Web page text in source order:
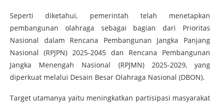
Seperti diketahui, pemerintah telah menetapkan
pembangunan olahraga sebagai bagian dari Prioritas
Nasional dalam Rencana Pembangunan Jangka Panjang
Nasional (RPJPN) 2025-2045 dan Rencana Pembangunan
Jangka Menengah Nasional (RPJMN) 2025-2029, yang
diperkuat melalui Desain Besar Olahraga Nasional (DBON).
Target utamanya yaitu meningkatkan partisipasi masyarakat